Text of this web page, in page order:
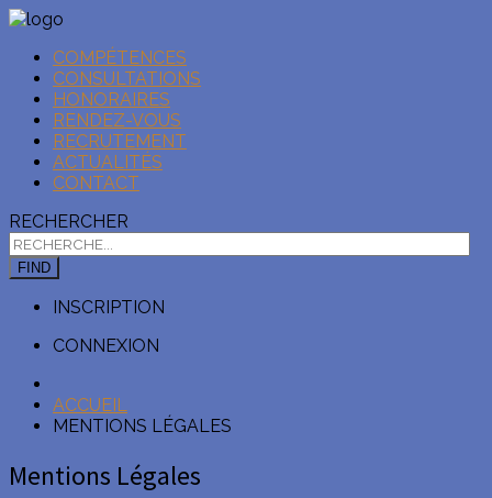
COMPÉTENCES
CONSULTATIONS
HONORAIRES
RENDEZ-VOUS
RECRUTEMENT
ACTUALITÉS
CONTACT
RECHERCHER
FIND
INSCRIPTION
CONNEXION
ACCUEIL
MENTIONS LÉGALES
Mentions Légales